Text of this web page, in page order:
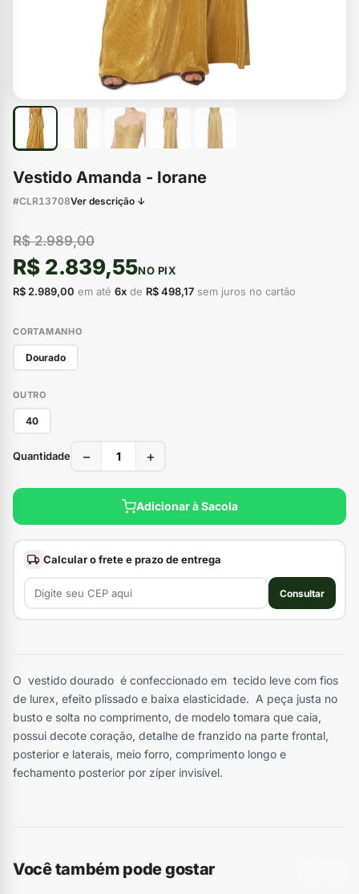
Vestido Amanda - Iorane
#CLR13708Ver descrição ↓
R$ 2.989,00
R$ 2.839,55NO PIX
R$ 2.989,00 em até 6x de R$ 498,17 sem juros no cartão
CORTAMANHO
Dourado
OUTRO
40
Quantidade − +
Adicionar à Sacola
Calcular o frete e prazo de entrega
Consultar
O vestido dourado é confeccionado em tecido leve com fios
de lurex, efeito plissado e baixa elasticidade. A peça justa no
busto e solta no comprimento, de modelo tomara que caia,
possui decote coração, detalhe de franzido na parte frontal,
posterior e laterais, meio forro, comprimento longo e
fechamento posterior por zíper invisível.
Você também pode gostar